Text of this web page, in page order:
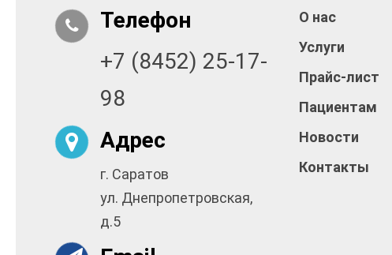
Телефон
+7 (8452) 25-17-
98
Адрес
г. Саратов
ул. Днепропетровская,
д.5
О нас
Услуги
Прайс-лист
Пациентам
Новости
Контакты